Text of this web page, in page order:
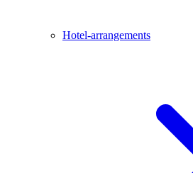
Hotel-arrangements